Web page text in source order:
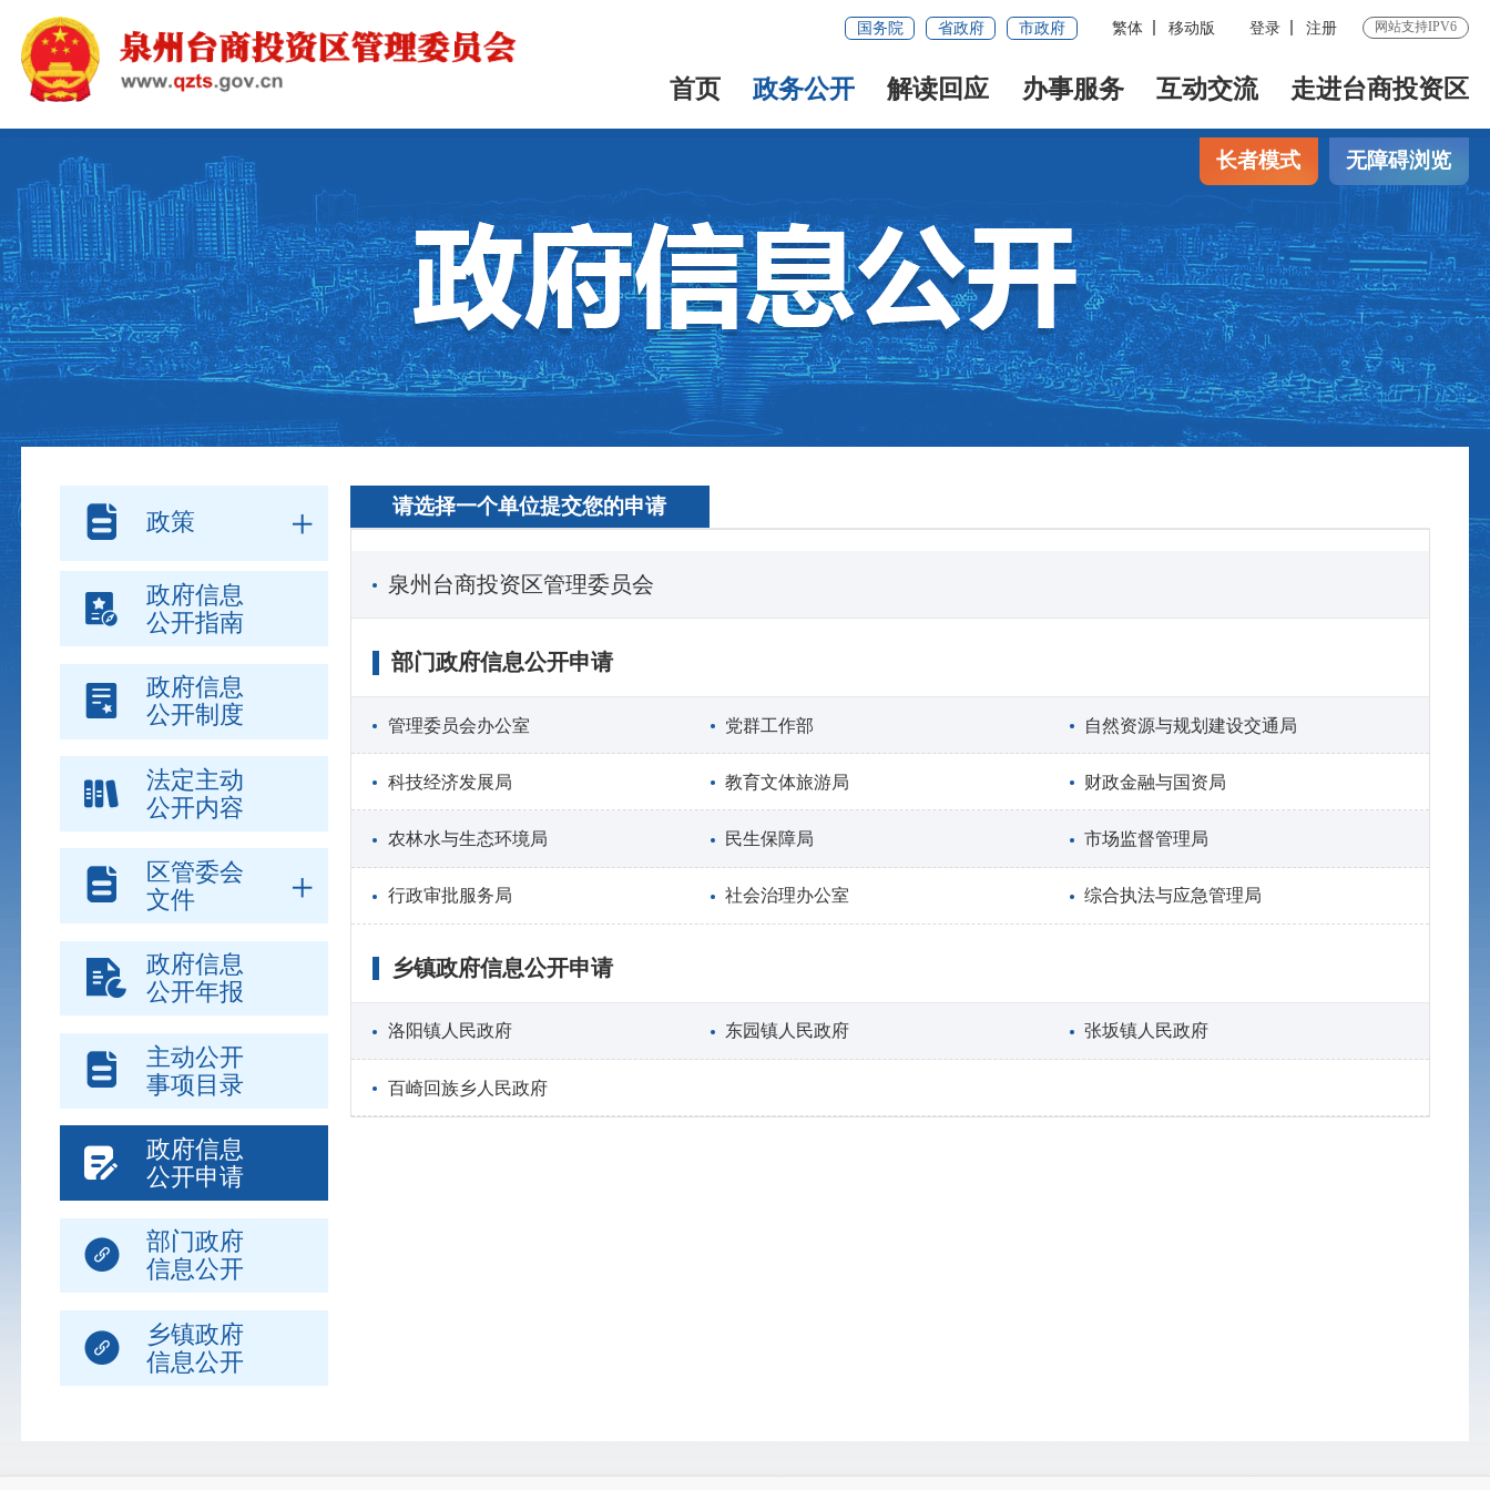
国务院 省政府 市政府 繁体 移动版 登录 注册 网站支持IPV6
首页 政务公开 解读回应 办事服务 互动交流 走进台商投资区
长者模式 无障碍浏览
政策
政府信息
公开指南
政府信息
公开制度
法定主动
公开内容
区管委会
文件
政府信息
公开年报
主动公开
事项目录
政府信息
公开申请
部门政府
信息公开
乡镇政府
信息公开
请选择一个单位提交您的申请
泉州台商投资区管理委员会
部门政府信息公开申请
管理委员会办公室 党群工作部 自然资源与规划建设交通局
科技经济发展局 教育文体旅游局 财政金融与国资局
农林水与生态环境局 民生保障局 市场监督管理局
行政审批服务局 社会治理办公室 综合执法与应急管理局
乡镇政府信息公开申请
洛阳镇人民政府 东园镇人民政府 张坂镇人民政府
百崎回族乡人民政府